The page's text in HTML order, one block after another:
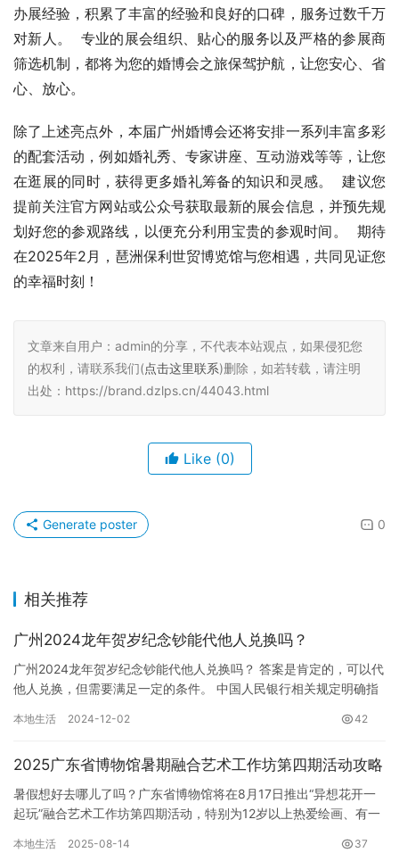
办展经验，积累了丰富的经验和良好的口碑，服务过数千万
对新人。  专业的展会组织、贴心的服务以及严格的参展商
筛选机制，都将为您的婚博会之旅保驾护航，让您安心、省
心、放心。
除了上述亮点外，本届广州婚博会还将安排一系列丰富多彩
的配套活动，例如婚礼秀、专家讲座、互动游戏等等，让您
在逛展的同时，获得更多婚礼筹备的知识和灵感。  建议您
提前关注官方网站或公众号获取最新的展会信息，并预先规
划好您的参观路线，以便充分利用宝贵的参观时间。  期待
在2025年2月，琶洲保利世贸博览馆与您相遇，共同见证您
的幸福时刻！
文章来自用户：admin的分享，不代表本站观点，如果侵犯您
的权利，请联系我们(点击这里联系)删除，如若转载，请注明
出处：https://brand.dzlps.cn/44043.html
Like (0)
0
Generate poster
相关推荐
广州2024龙年贺岁纪念钞能代他人兑换吗？
广州2024龙年贺岁纪念钞能代他人兑换吗？ 答案是肯定的，可以代
他人兑换，但需要满足一定的条件。 中国人民银行相关规定明确指
本地生活 2024-12-02 42
2025广东省博物馆暑期融合艺术工作坊第四期活动攻略
暑假想好去哪儿了吗？广东省博物馆将在8月17日推出“异想花开一
起玩”融合艺术工作坊第四期活动，特别为12岁以上热爱绘画、有一
本地生活 2025-08-14 37